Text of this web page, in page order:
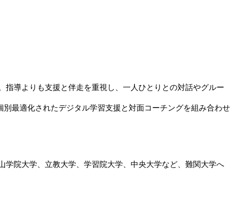
導よりも支援と伴走を重視し、一人ひとりとの対話やグルー
最適化されたデジタル学習支援と対面コーチングを組み合わせ
院大学、立教大学、学習院大学、中央大学など、難関大学へ